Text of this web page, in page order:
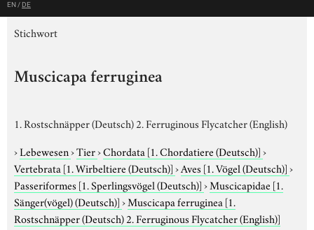
EN / DE
Stichwort
Muscicapa ferruginea
1. Rostschnäpper (Deutsch) 2. Ferruginous Flycatcher (English)
›Lebewesen›Tier›Chordata [1. Chordatiere (Deutsch)]›
Vertebrata [1. Wirbeltiere (Deutsch)]›Aves [1. Vögel (Deutsch)]›
Passeriformes [1. Sperlingsvögel (Deutsch)]›Muscicapidae [1.
Sänger(vögel) (Deutsch)]›Muscicapa ferruginea [1.
Rostschnäpper (Deutsch) 2. Ferruginous Flycatcher (English)]